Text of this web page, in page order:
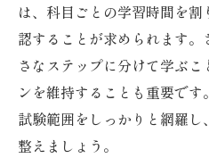
は、科目ごとの学習時間を
認することが求められます
さなステップに分けて学ぶ
ンを維持することも重要です
試験範囲をしっかりと網羅
整えましょう。